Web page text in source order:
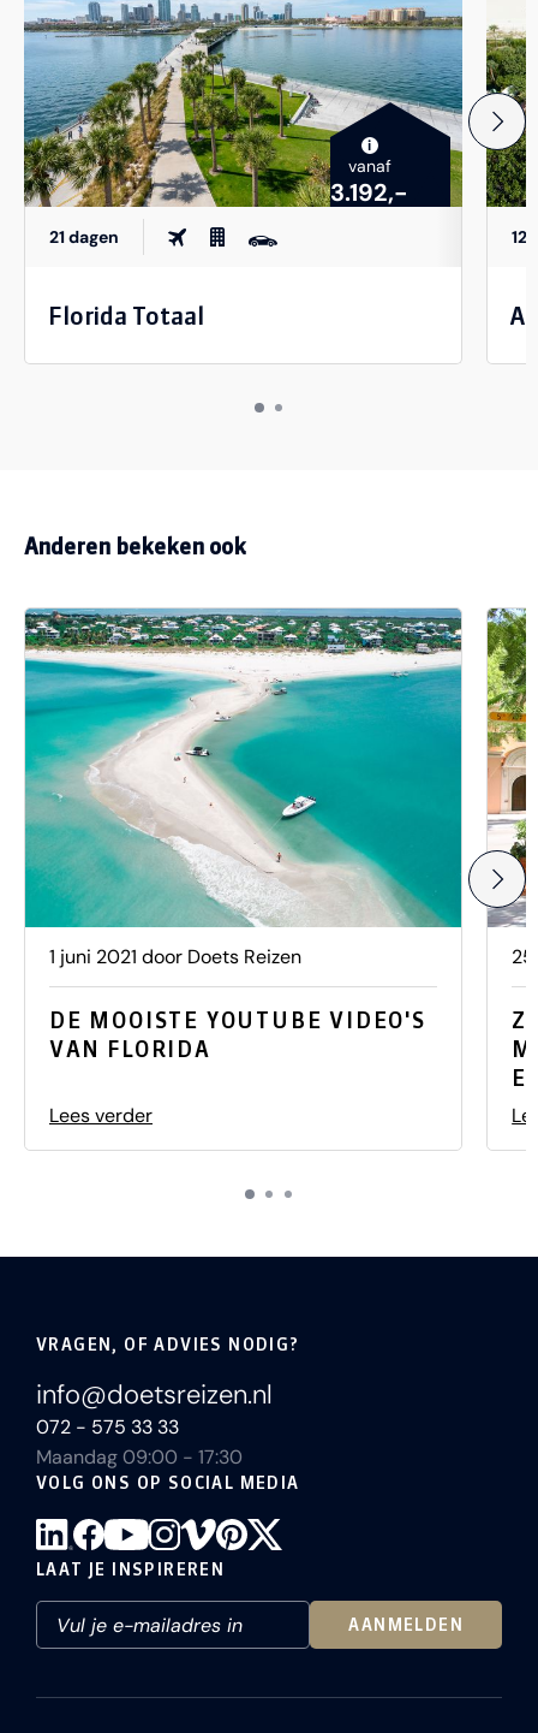
i
vanaf
3.192,-
21 dagen
Florida Totaal
12
Anderen bekeken ook
1 juni 2021 door Doets Reizen
DE MOOISTE YOUTUBE VIDEO'S
VAN FLORIDA
Lees verder
VRAGEN, OF ADVIES NODIG?
info@doetsreizen.nl
072 - 575 33 33
Maandag 09:00 - 17:30
VOLG ONS OP SOCIAL MEDIA
LAAT JE INSPIREREN
AANMELDEN